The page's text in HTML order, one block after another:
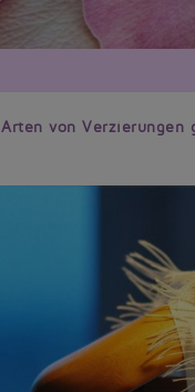
von Verzierungen